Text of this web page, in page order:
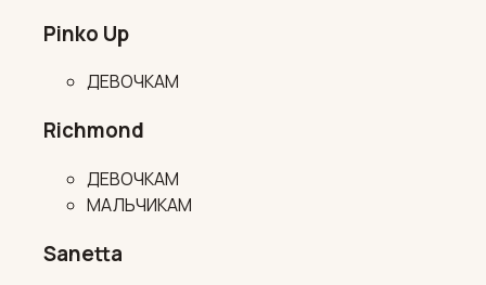
Pinko Up
ДЕВОЧКАМ
Richmond
ДЕВОЧКАМ
МАЛЬЧИКАМ
Sanetta